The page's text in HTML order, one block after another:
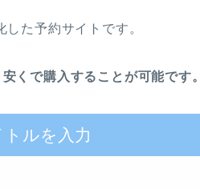
た予約サイトです。
くで購入することが可能です。
ルを入力